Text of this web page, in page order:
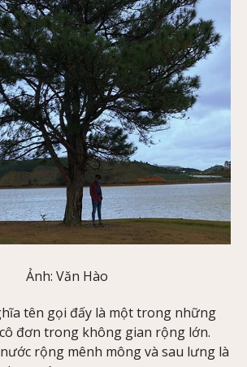
Ảnh: Văn Hào
tên gọi đấy là một trong những
đơn trong không gian rộng lớn.
rộng mênh mông và sau lưng là